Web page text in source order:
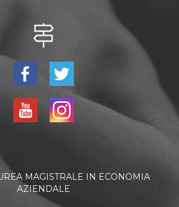
MAGISTRALE IN ECONOMIA
AZIENDALE